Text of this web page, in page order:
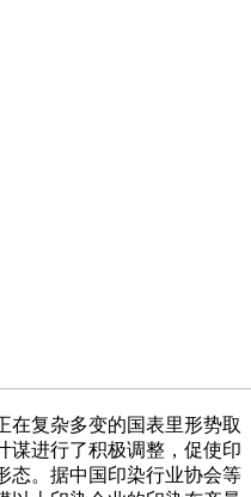
复杂多变的国表里形势取
谋进行了积极调整，促使印
态。据中国印染行业协会等